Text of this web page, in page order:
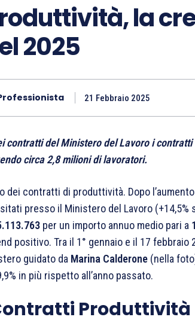
la
2025
21 Febbraio 2025
contratti del Ministero del Lavoro i
circa 2,8 milioni di lavoratori.
dei contratti di produttività. Dopo
presso il Ministero del Lavoro (+14,5%
per un importo annuo medio pari a
positivo. Tra il 1° gennaio e il 17 febbraio
guidato da Marina Calderone (nella
in più rispetto all’anno passato.
Produttività